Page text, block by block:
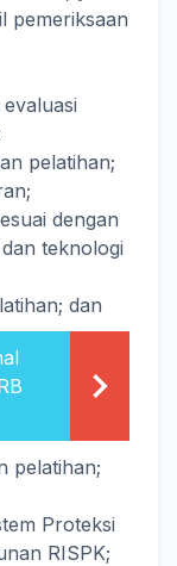
pemeriksaan
pelatihan;
dengan
teknologi
dan
pelatihan;
Proteksi
RISPK;